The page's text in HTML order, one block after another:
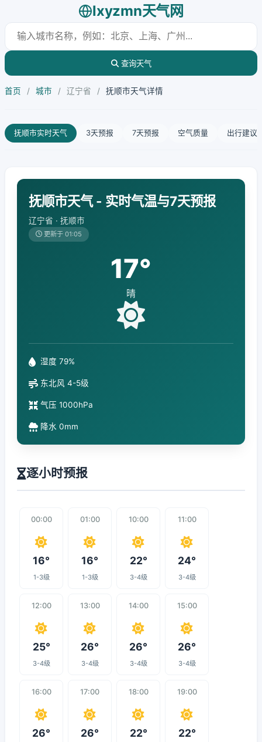
lxyzmn天气网
查询天气
首页 / 城市 / 辽宁省 / 抚顺市天气详情
抚顺市实时天气 3天预报 7天预报 空气质量 出行建议
抚顺市天气 - 实时气温与7天预报
辽宁省 · 抚顺市
更新于 01:05
17°
晴
湿度 79%
东北风 4-5级
气压 1000hPa
降水 0mm
逐小时预报
00:00
16°
1-3级
01:00
16°
1-3级
10:00
22°
3-4级
11:00
24°
3-4级
12:00
25°
3-4级
13:00
26°
3-4级
14:00
26°
3-4级
15:00
26°
3-4级
16:00
26°
17:00
26°
18:00
22°
19:00
22°